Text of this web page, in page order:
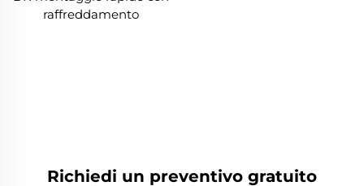
raffreddamento
Richiedi un preventivo gratuito